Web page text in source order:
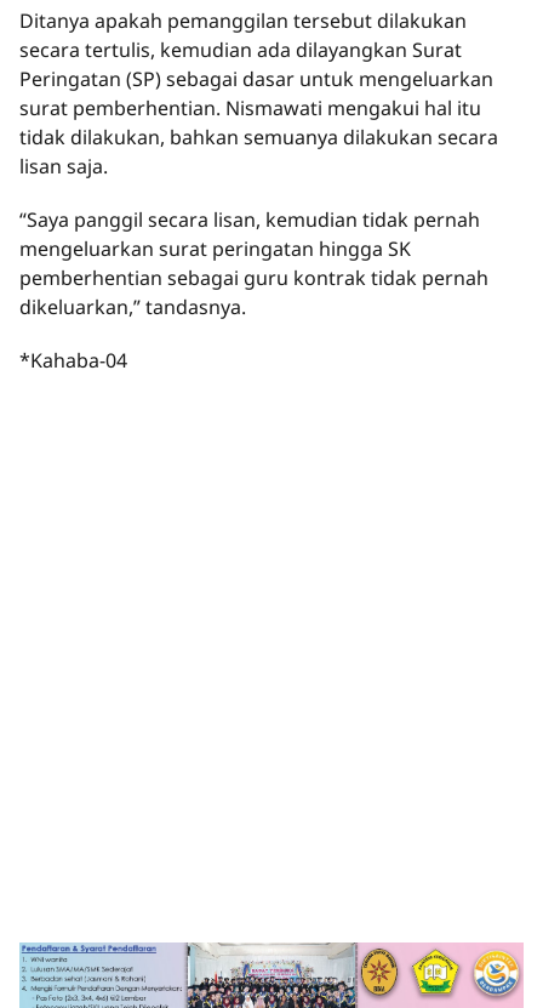
Ditanya apakah pemanggilan tersebut dilakukan
secara tertulis, kemudian ada dilayangkan Surat
Peringatan (SP) sebagai dasar untuk mengeluarkan
surat pemberhentian. Nismawati mengakui hal itu
tidak dilakukan, bahkan semuanya dilakukan secara
lisan saja.
“Saya panggil secara lisan, kemudian tidak pernah
mengeluarkan surat peringatan hingga SK
pemberhentian sebagai guru kontrak tidak pernah
dikeluarkan,” tandasnya.
*Kahaba-04